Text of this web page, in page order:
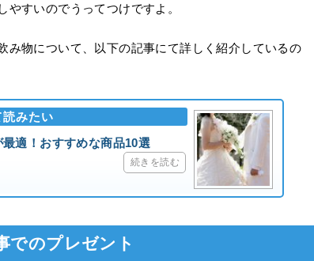
すいのでうってつけですよ。
み物について、以下の記事にて詳しく紹介しているの
適！おすすめな商品10選
続きを読む
のプレゼント